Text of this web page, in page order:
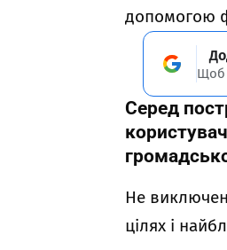
допомогою
Щоб
Серед
Не
цілях і